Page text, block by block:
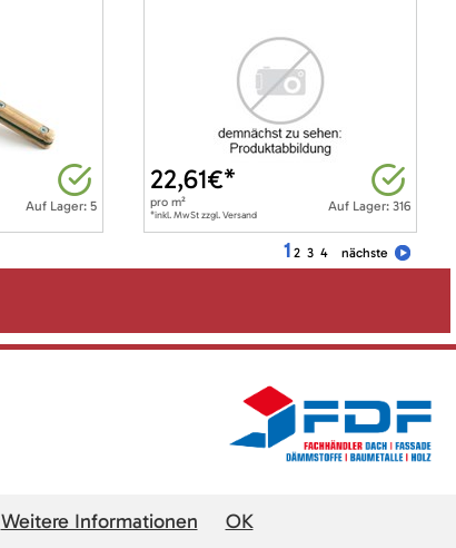
Auf Lager: 5 Auf Lager: 316
22,61€*
prom²
*inkl. MwSt zzgl. Versand
1 2 3 4 nächste
Weitere Informationen OK